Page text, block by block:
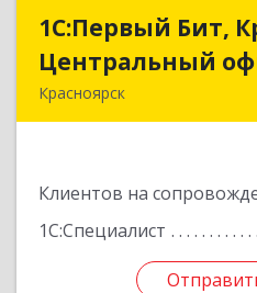
1С:Первый Бит,
Центральный
Красноярск
Клиентов на
1С:Специалист
1С:Первый